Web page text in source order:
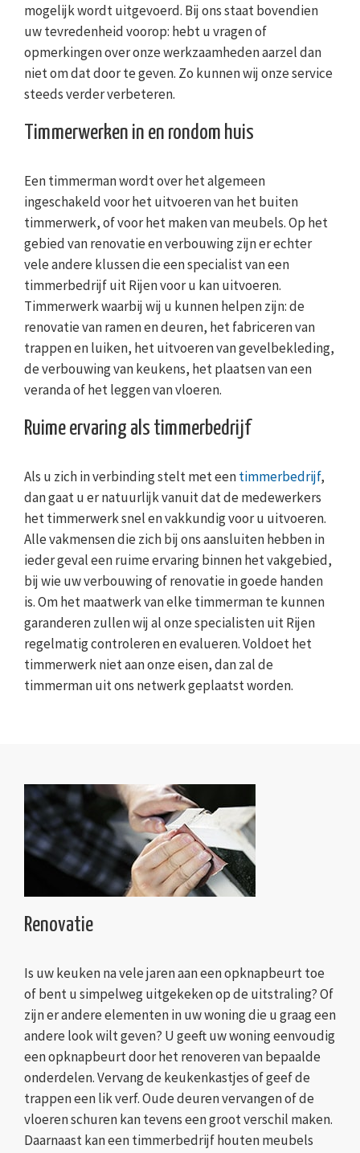
mogelijk wordt uitgevoerd. Bij ons staat bovendien
uw tevredenheid voorop: hebt u vragen of
opmerkingen over onze werkzaamheden aarzel dan
niet om dat door te geven. Zo kunnen wij onze service
steeds verder verbeteren.
Timmerwerken in en rondom huis
Een timmerman wordt over het algemeen
ingeschakeld voor het uitvoeren van het buiten
timmerwerk, of voor het maken van meubels. Op het
gebied van renovatie en verbouwing zijn er echter
vele andere klussen die een specialist van een
timmerbedrijf uit Rijen voor u kan uitvoeren.
Timmerwerk waarbij wij u kunnen helpen zijn: de
renovatie van ramen en deuren, het fabriceren van
trappen en luiken, het uitvoeren van gevelbekleding,
de verbouwing van keukens, het plaatsen van een
veranda of het leggen van vloeren.
Ruime ervaring als timmerbedrijf
Als u zich in verbinding stelt met eentimmerbedrijf,
dan gaat u er natuurlijk vanuit dat de medewerkers
het timmerwerk snel en vakkundig voor u uitvoeren.
Alle vakmensen die zich bij ons aansluiten hebben in
ieder geval een ruime ervaring binnen het vakgebied,
bij wie uw verbouwing of renovatie in goede handen
is. Om het maatwerk van elke timmerman te kunnen
garanderen zullen wij al onze specialisten uit Rijen
regelmatig controleren en evalueren. Voldoet het
timmerwerk niet aan onze eisen, dan zal de
timmerman uit ons netwerk geplaatst worden.
Renovatie
Is uw keuken na vele jaren aan een opknapbeurt toe
of bent u simpelweg uitgekeken op de uitstraling? Of
zijn er andere elementen in uw woning die u graag een
andere look wilt geven? U geeft uw woning eenvoudig
een opknapbeurt door het renoveren van bepaalde
onderdelen. Vervang de keukenkastjes of geef de
trappen een lik verf. Oude deuren vervangen of de
vloeren schuren kan tevens een groot verschil maken.
Daarnaast kan een timmerbedrijf houten meubels